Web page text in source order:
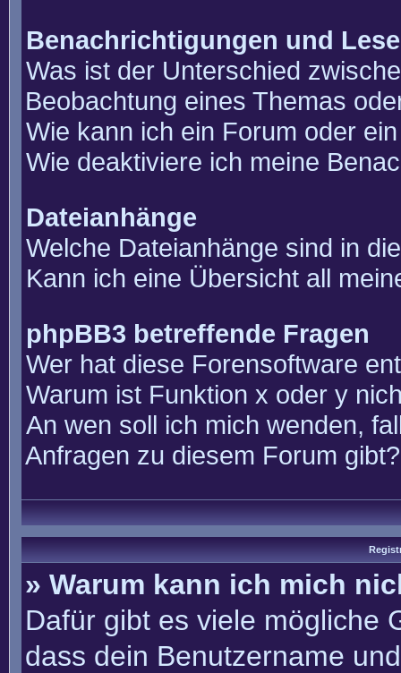
Benachrichtigungen und
Was ist der Unterschied
Beobachtung eines Themas
Wie kann ich ein Forum oder
Wie deaktiviere ich meine
Dateianhänge
Welche Dateianhänge sind in
Kann ich eine Übersicht all
phpBB3 betreffende Fragen
Wer hat diese Forensoftware
Warum ist Funktion x oder y
An wen soll ich mich wenden,
Anfragen zu diesem Forum gibt?
» Warum kann ich mich
Dafür gibt es viele mögliche
dass dein Benutzername